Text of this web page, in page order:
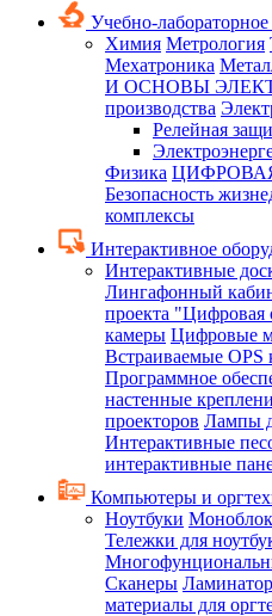
Учебно-
Химия Метрология
Мехатроника
И ОСНОВЫ
производства
Релейная
Физика
Безопасность
комплексы
Интерактивное
Интерактивные
Лингафонный
проекта "Цифровая
камеры Цифровые
Встраиваемые OPS
Программное
настенные
проекторов Лампы
Интерактивные
интерактивные
Компьютеры и
Ноутбуки
Тележки для
Сканеры
материалы для